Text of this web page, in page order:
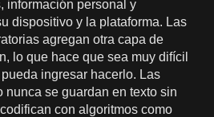
información personal y
dispositivo y la plataforma. Las
agregan otra capa de
lo que hace que sea muy difícil
ingresar hacerlo. Las
se guardan en texto sin
con algoritmos como